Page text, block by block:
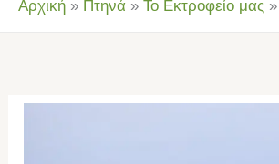
Αρχική » Πτηνά » Το Εκτροφείο μας »